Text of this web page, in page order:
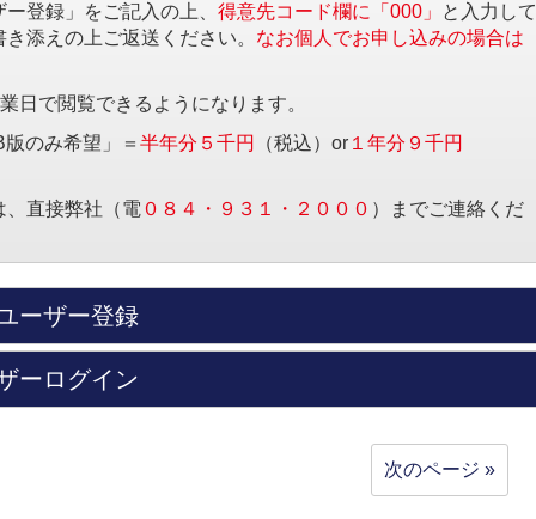
登録」をご記入の上、 得意先コード欄に「000」
と入力して
添えの上ご返送ください。 なお個人でお申し込みの場合は
日で閲覧できるようになります。
版のみ希望」＝ 半年分５千円 （税込）or １年分９千円
直接弊社（電 ０８４・９３１・２０００ ）までご連絡くだ
ーザー登録
ーログイン
次のページ »